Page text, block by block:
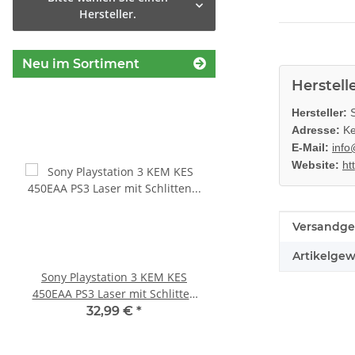
Hersteller:
Adresse:
E-Mail:
Website:
Wert
Hersteller.
Neu im Sortiment
Sony Playstation 3 KEM KES
450EAA PS3 Laser mit Schlitten
Blu-Ray Laufwerk gebraucht
32,99 € *